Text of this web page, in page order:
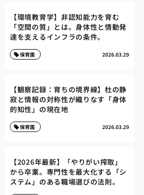
【環境教育学】非認知能力を育む
「空間の質」とは。身体性と情動発
達を支えるインフラの条件。
2026.03.29
保育園
【観察記録：育ちの境界線】杜の静
寂と情報の対称性が織りなす「身体
的知性」の現在地
2026.03.29
保育園
【2026年最新】「やりがい搾取」
から卒業。専門性を最大化する「シ
ステム」のある職場選びの法則。